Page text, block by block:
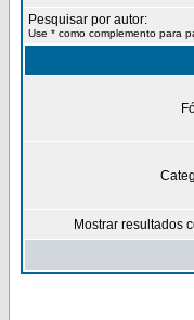
Pesquisar por autor:
Use * como complemento para
Mostrar resultados